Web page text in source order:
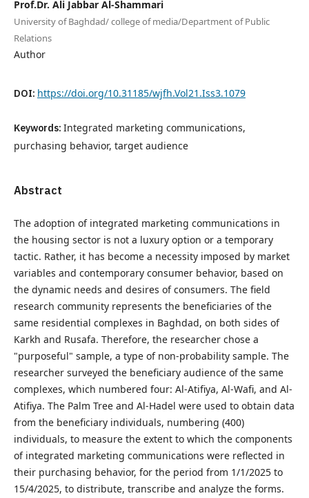
Prof.Dr. Ali Jabbar Al-Shammari
University of Baghdad/ college of media/Department of Public
Relations
Author
DOI: https://doi.org/10.31185/wjfh.Vol21.Iss3.1079
Keywords: Integrated marketing communications,
purchasing behavior, target audience
Abstract
The adoption of integrated marketing communications in
the housing sector is not a luxury option or a temporary
tactic. Rather, it has become a necessity imposed by market
variables and contemporary consumer behavior, based on
the dynamic needs and desires of consumers. The field
research community represents the beneficiaries of the
same residential complexes in Baghdad, on both sides of
Karkh and Rusafa. Therefore, the researcher chose a
"purposeful" sample, a type of non-probability sample. The
researcher surveyed the beneficiary audience of the same
complexes, which numbered four: Al-Atifiya, Al-Wafi, and Al-
Atifiya. The Palm Tree and Al-Hadel were used to obtain data
from the beneficiary individuals, numbering (400)
individuals, to measure the extent to which the components
of integrated marketing communications were reflected in
their purchasing behavior, for the period from 1/1/2025 to
15/4/2025, to distribute, transcribe and analyze the forms.